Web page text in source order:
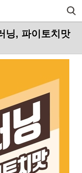
닝, 파이토치맛